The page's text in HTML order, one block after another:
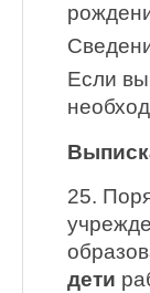
Если вы
25.
дети